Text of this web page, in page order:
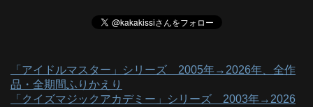
「アイドルマスター」シリーズ 2005年→2026年、全作
品・全期間ふりかえり
「クイズマジックアカデミー」シリーズ 2003年→2026